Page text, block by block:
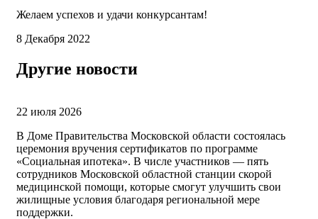
Желаем успехов и удачи конкурсантам!
8 Декабря 2022
Другие новости
22 июля 2026
В Доме Правительства Московской области состоялась
церемония вручения сертификатов по программе
«Социальная ипотека». В числе участников — пять
сотрудников Московской областной станции скорой
медицинской помощи, которые смогут улучшить свои
жилищные условия благодаря региональной мере
поддержки.